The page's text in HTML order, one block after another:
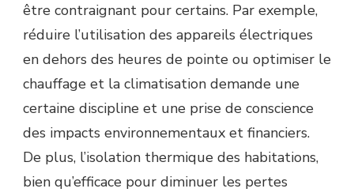
être contraignant pour certains. Par exemple,
réduire l’utilisation des appareils électriques
en dehors des heures de pointe ou optimiser le
chauffage et la climatisation demande une
certaine discipline et une prise de conscience
des impacts environnementaux et financiers.
De plus, l’isolation thermique des habitations,
bien qu’efficace pour diminuer les pertes